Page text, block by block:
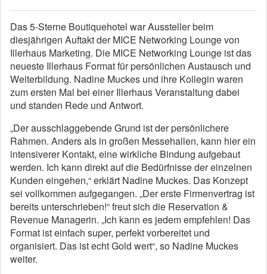
Das 5-Sterne Boutiquehotel war Aussteller beim
diesjährigen Auftakt der MICE Networking Lounge von
Illerhaus Marketing. Die MICE Networking Lounge ist das
neueste Illerhaus Format für persönlichen Austausch und
Weiterbildung. Nadine Muckes und ihre Kollegin waren
zum ersten Mal bei einer Illerhaus Veranstaltung dabei
und standen Rede und Antwort.
„Der ausschlaggebende Grund ist der persönlichere
Rahmen. Anders als in großen Messehallen, kann hier ein
intensiverer Kontakt, eine wirkliche Bindung aufgebaut
werden. Ich kann direkt auf die Bedürfnisse der einzelnen
Kunden eingehen,“ erklärt Nadine Muckes. Das Konzept
sei vollkommen aufgegangen. „Der erste Firmenvertrag ist
bereits unterschrieben!“ freut sich die Reservation &
Revenue Managerin. „Ich kann es jedem empfehlen! Das
Format ist einfach super, perfekt vorbereitet und
organisiert. Das ist echt Gold wert“, so Nadine Muckes
weiter.